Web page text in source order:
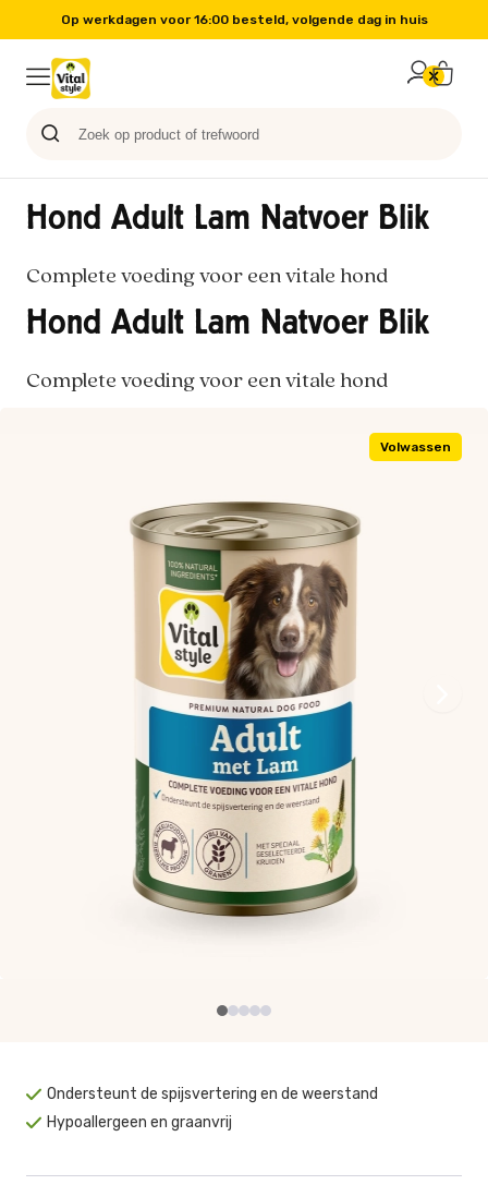
Op werkdagen voor 16:00 besteld, volgende dag in huis
Volwassen
Hond Adult Lam Natvoer Blik
Complete voeding voor een vitale hond
Hond Adult Lam Natvoer Blik
Complete voeding voor een vitale hond
Ondersteunt de spijsvertering en de weerstand
Hypoallergeen en graanvrij